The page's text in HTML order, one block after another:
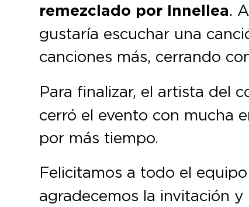
remezclado por Innellea.
gustaría escuchar una
canciones más, cerrando
Para finalizar, el artista del
cerró el evento con mucha
por más tiempo.
Felicitamos a todo el
agradecemos la invitación